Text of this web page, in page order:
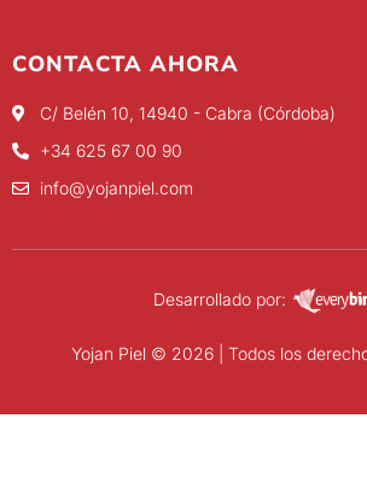
CONTACTA AHORA
C/ Belén 10, 14940 - Cabra (Córdoba)
+34 625 67 00 90
info@yojanpiel.com
Desarrollado por:
Yojan Piel © 2026 | Todos los